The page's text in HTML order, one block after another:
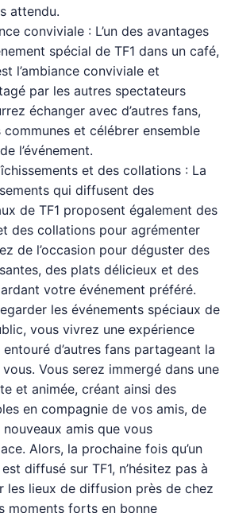
attendu.
conviviale : L’un des avantages
spécial de TF1 dans un café,
l’ambiance conviviale et
par les autres spectateurs
échanger avec d’autres fans,
et célébrer ensemble
l’événement.
et des collations : La
qui diffusent des
de TF1 proposent également des
des collations pour agrémenter
de l’occasion pour déguster des
des plats délicieux et des
votre événement préféré.
les événements spéciaux de
vous vivrez une expérience
d’autres fans partageant la
Vous serez immergé dans une
et animée, créant ainsi des
en compagnie de vos amis, de
amis que vous
Alors, la prochaine fois qu’un
diffusé sur TF1, n’hésitez pas à
les lieux de diffusion près de chez
moments forts en bonne